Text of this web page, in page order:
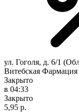
ул. Гоголя, д. 6/1
Витебская
Закрыто
в 04:33
Закрыто
5,95 р.